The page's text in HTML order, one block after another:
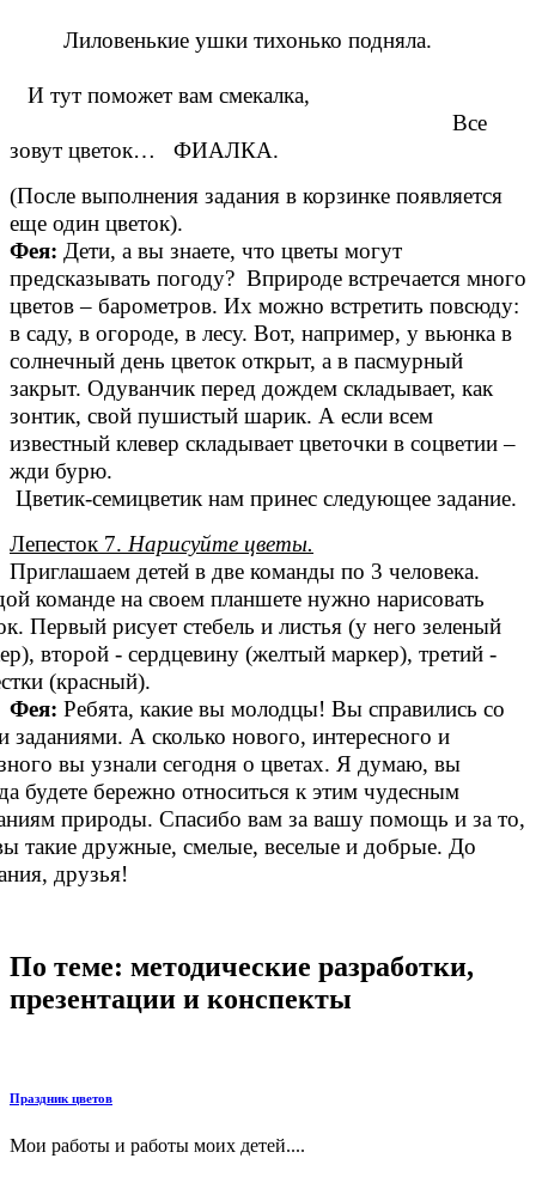
Лиловенькие ушки тихонько подняла.
И тут поможет вам смекалка,
Все
зовут цветок… ФИАЛКА.
(После выполнения задания в корзинке появляется
еще один цветок).
Фея: Дети, а вы знаете, что цветы могут
предсказывать погоду? Вприроде встречается много
цветов – барометров. Их можно встретить повсюду:
в саду, в огороде, в лесу. Вот, например, у вьюнка в
солнечный день цветок открыт, а в пасмурный
закрыт. Одуванчик перед дождем складывает, как
зонтик, свой пушистый шарик. А если всем
известный клевер складывает цветочки в соцветии –
жди бурю.
Цветик-семицветик нам принес следующее задание.
Лепесток 7. Нарисуйте цветы.
Приглашаем детей в две команды по 3 человека.
команде на своем планшете нужно нарисовать
Первый рисует стебель и листья (у него зеленый
второй - сердцевину (желтый маркер), третий -
(красный).
Фея: Ребята, какие вы молодцы! Вы справились со
заданиями. А сколько нового, интересного и
вы узнали сегодня о цветах. Я думаю, вы
будете бережно относиться к этим чудесным
природы. Спасибо вам за вашу помощь и за то,
такие дружные, смелые, веселые и добрые. До
друзья!
По теме: методические разработки,
презентации и конспекты
Праздник цветов
Мои работы и работы моих детей....